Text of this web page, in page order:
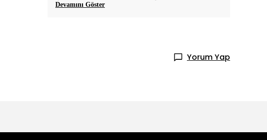
Devamını Göster
Yorum Yap